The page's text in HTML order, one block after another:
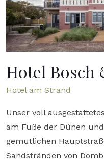
Hotel Bosch
Hotel am Strand
Unser voll
am Fuße der Dünen
gemütlichen
Sandstränden von